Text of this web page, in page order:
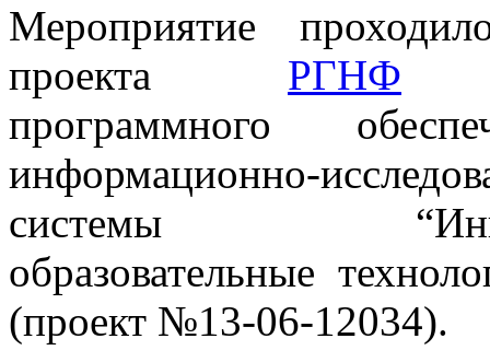
Мероприятие
проекта РГНФ
программного
информационно-
системы
образовательные
(проект №13-06-12034).